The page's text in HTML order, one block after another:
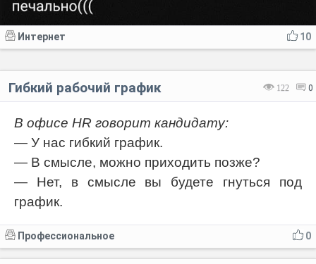
10
Интернет
122 0
Гибкий рабочий график
В офисе HR говорит кандидату:
— У нас гибкий график.
— В смысле, можно приходить позже?
— Нет, в смысле вы будете гнуться под
график.
0
Профессиональное